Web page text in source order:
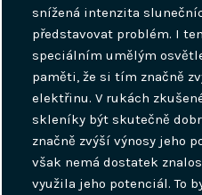
snížená intenzita
představovat problém. I
speciálním umělým
paměti, že si tím značně
elektřinu.V rukách
skleníky být skutečně
značně zvýší výnosy jeho
však nemá dostatek
využila jeho potenciál. To